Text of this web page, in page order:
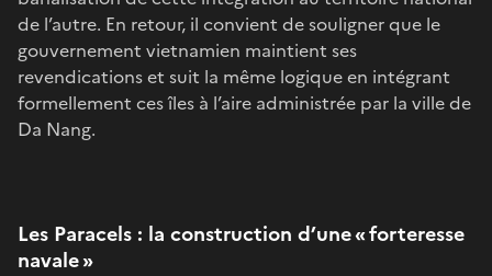
de l’autre. En retour, il convient de souligner que le
gouvernement vietnamien maintient ses
revendications et suit la même logique en intégrant
formellement ces îles à l’aire administrée par la ville de
Da Nang.
Les Paracels : la construction d’une « forteresse
navale »